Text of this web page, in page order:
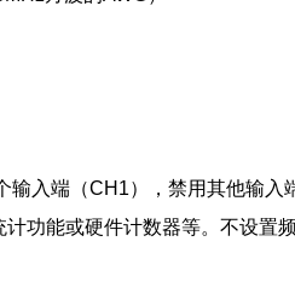
输入端（CH1），禁用其他输
功能或硬件计数器等。不设置